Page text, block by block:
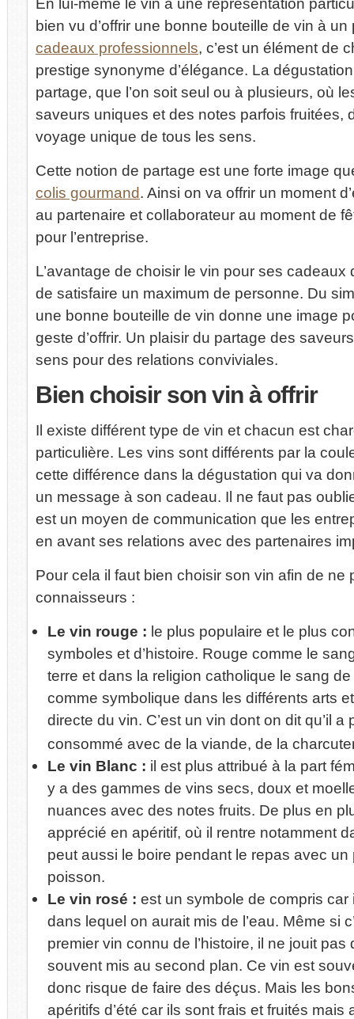
bien vu d’offrir une bonne bouteille de vin à
cadeaux professionnels, c’est un élément de
prestige synonyme d’élégance. La
partage, que l’on soit seul ou à plusieurs, où
saveurs uniques et des notes parfois fruitées,
voyage unique de tous les sens.
Cette notion de partage est une forte image
colis gourmand. Ainsi on va offrir un moment
au partenaire et collaborateur au moment de
pour l’entreprise.
L’avantage de choisir le vin pour ses cadeaux
de satisfaire un maximum de personne. Du
une bonne bouteille de vin donne une image
geste d’offrir. Un plaisir du partage des
sens pour des relations conviviales.
Bien choisir son vin à offrir
Il existe différent type de vin et chacun est
particulière. Les vins sont différents par la
cette différence dans la dégustation qui va
un message à son cadeau. Il ne faut pas
est un moyen de communication que les
en avant ses relations avec des partenaires
Pour cela il faut bien choisir son vin afin de ne
connaisseurs :
Le vin rouge : le plus populaire et le plus
symboles et d’histoire. Rouge comme le
terre et dans la religion catholique le sang
comme symbolique dans les différents arts
directe du vin. C’est un vin dont on dit qu’il
consommé avec de la viande, de la
Le vin Blanc : il est plus attribué à la part
y a des gammes de vins secs, doux et
nuances avec des notes fruits. De plus en
apprécié en apéritif, où il rentre notamment
peut aussi le boire pendant le repas avec
poisson.
Le vin rosé : est un symbole de compris car
dans lequel on aurait mis de l’eau. Même si
premier vin connu de l’histoire, il ne jouit
souvent mis au second plan. Ce vin est
donc risque de faire des déçus. Mais les
apéritifs d’été car ils sont frais et fruités